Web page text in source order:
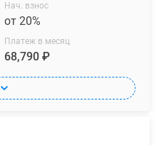
Нач. взнос
от 20%
Платеж в месяц
68,790 ₽